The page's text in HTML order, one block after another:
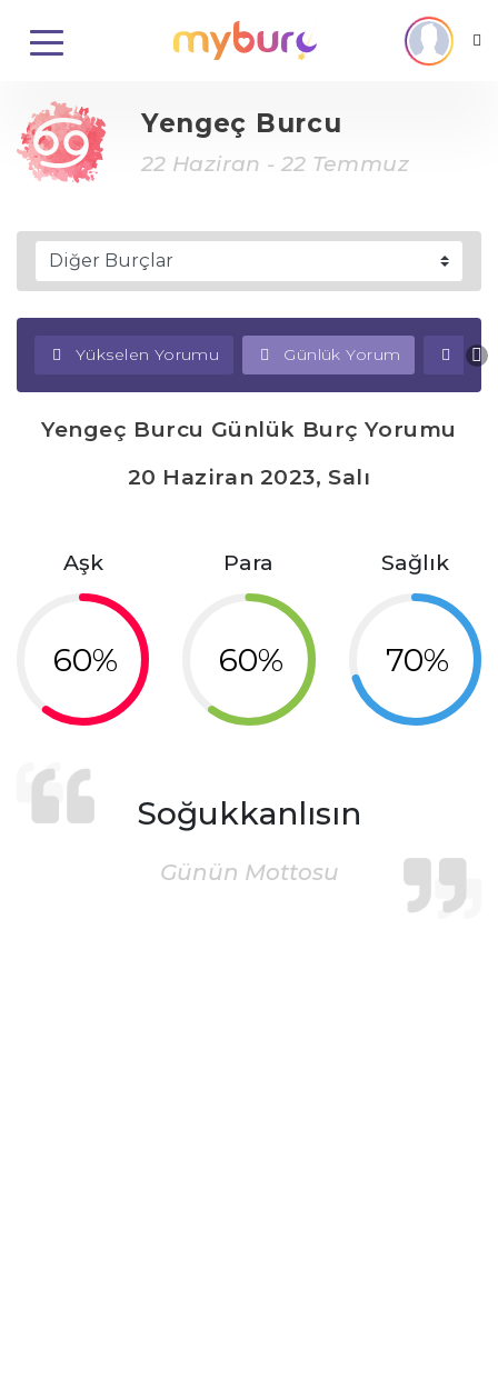
Yengeç Burcu
22 Haziran - 22 Temmuz
Yükselen Yorumu Günlük Yorum
Yengeç Burcu Günlük Burç Yorumu
20 Haziran 2023, Salı
Aşk
60%
Para
60%
Sağlık
70%
Soğukkanlısın
Günün Mottosu